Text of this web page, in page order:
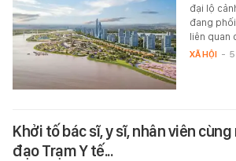
đại lộ
đang
liên quan
XÃ HỘI -
Khởi tố bác sĩ, y sĩ, nhân viên
đạo Trạm Y tế...